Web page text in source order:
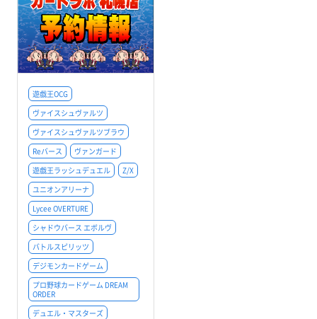
遊戯王OCG
ヴァイスシュヴァルツ
ヴァイスシュヴァルツブラウ
Reバース
ヴァンガード
遊戯王ラッシュデュエル
Z/X
ユニオンアリーナ
Lycee OVERTURE
シャドウバース エボルヴ
バトルスピリッツ
デジモンカードゲーム
プロ野球カードゲーム DREAM
ORDER
デュエル・マスターズ